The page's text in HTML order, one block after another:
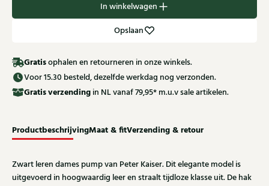
In winkelwagen
Opslaan
Gratisophalen en retourneren in onze winkels.
Voor 15.30 besteld, dezelfde werkdag nog verzonden.
Gratisverzending in NL vanaf 79,95* m.u.v sale artikelen.
ProductbeschrijvingMaat & fitVerzending & retour
Zwart leren dames pump van Peter Kaiser. Dit elegante model is
uitgevoerd in hoogwaardig leer en straalt tijdloze klasse uit. De hak